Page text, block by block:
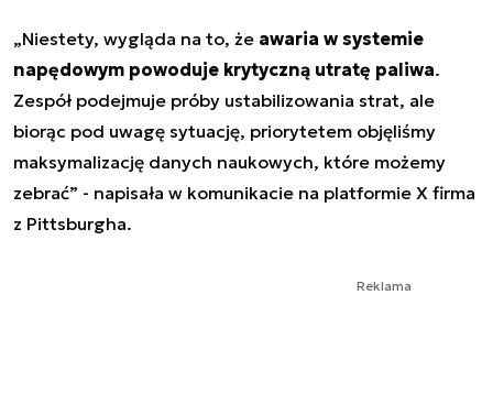
„Niestety, wygląda na to, że awaria w systemie
napędowym powoduje krytyczną utratę paliwa.
Zespół podejmuje próby ustabilizowania strat, ale
biorąc pod uwagę sytuację, priorytetem objęliśmy
maksymalizację danych naukowych, które możemy
zebrać” - napisała w komunikacie na platformie X firma
z Pittsburgha.
Reklama